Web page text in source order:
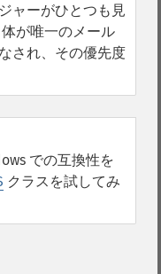
ャーがひとつも見
体が唯一のメール
され、その優先度
での互換性を
クラスを試してみ